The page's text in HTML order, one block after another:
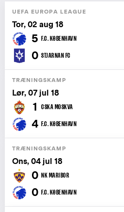
UEFA EUROPA LEAGUE
Tor, 02 aug 18
5 F.C. KØBENHAVN
0 STJARNAN FC
TRÆNINGSKAMP
Lør, 07 jul 18
1 CSKA MOSKVA
4 F.C. KØBENHAVN
TRÆNINGSKAMP
Ons, 04 jul 18
0 NK MARIBOR
0 F.C. KØBENHAVN